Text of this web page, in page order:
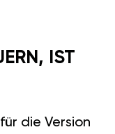
IST
die Version